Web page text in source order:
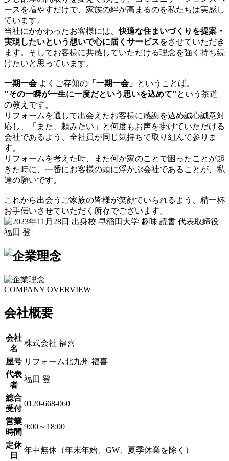
ースを増やすだけで、家族の絆が高まるのを私たちは実感し
ています。
当社にかかわったお客様には、快適な住まいづくりを提案・
実現したいという想いで心に届くサービスをさせていただき
ます。そしてお客様に共感していただける理念を強く持ち続
けたいと思っています。
一期一会よくご存知の 「一期一会」 ということば。
"その一瞬が一生に一度だという思いを込めて" という茶道
の教えです。
リフォームを通して出会えたお客様に感謝を込め誠心誠意対
応し、「また、頼みたい」と何度もお声を掛けていただける
会社であるよう、全社員が同じ気持ちで取り組んで参りま
す。
リフォームを考えた時、また何か家のことで困ったことが起
きた時に、一番にお客様の頭に浮かぶ会社であることが、私
達の願いです。
これから出会うご家族の皆様が笑顔でいられるよう、精一杯
お手伝いさせていただく所存でございます。
COMPANY OVERVIEW
会社概要
会社
名
株式会社 福喜
屋号 リフォーム北九州 福喜
代表
者
福田 登
総合
受付
0120-668-060
営業
時間
9:00～18:00
定休
日
年中無休（年末年始、GW、夏季休業を除く）